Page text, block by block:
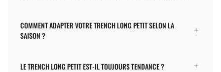
COMMENT ADAPTER VOTRE TRENCH LONG PETIT SELON LA
SAISON ?
LE TRENCH LONG PETIT EST-IL TOUJOURS TENDANCE ?